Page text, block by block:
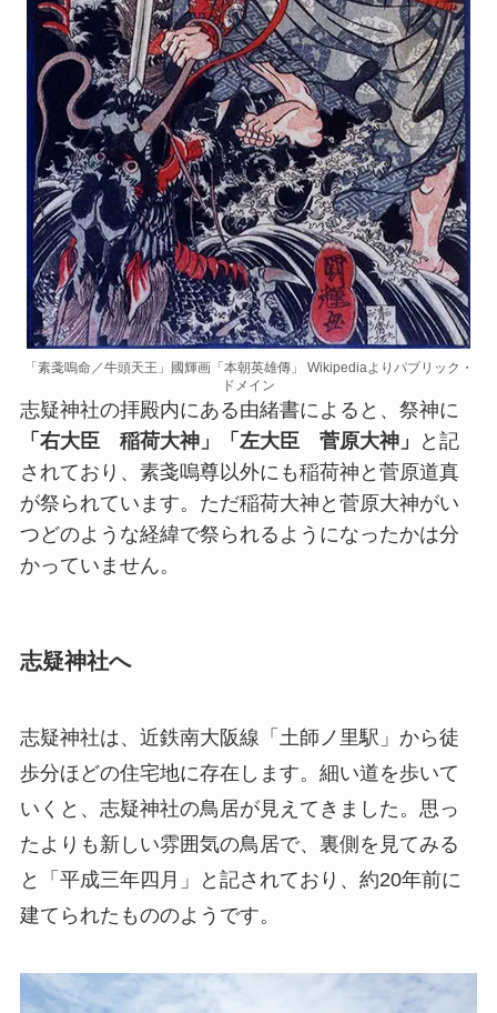
「素戔嗚命／牛頭天王」國輝画「本朝英雄傳」 Wikipediaよりパブリック・
ドメイン
志疑神社の拝殿内にある由緒書によると、祭神に
「右大臣 稲荷大神」「左大臣 菅原大神」
と記
されており、素戔嗚尊以外にも稲荷神と菅原道真
が祭られています。ただ稲荷大神と菅原大神がい
つどのような経緯で祭られるようになったかは分
かっていません。
志疑神社へ
志疑神社は、近鉄南大阪線「土師ノ里駅」から徒
歩分ほどの住宅地に存在します。細い道を歩いて
いくと、志疑神社の鳥居が見えてきました。思っ
たよりも新しい雰囲気の鳥居で、裏側を見てみる
と「平成三年四月」と記されており、約20年前に
建てられたもののようです。